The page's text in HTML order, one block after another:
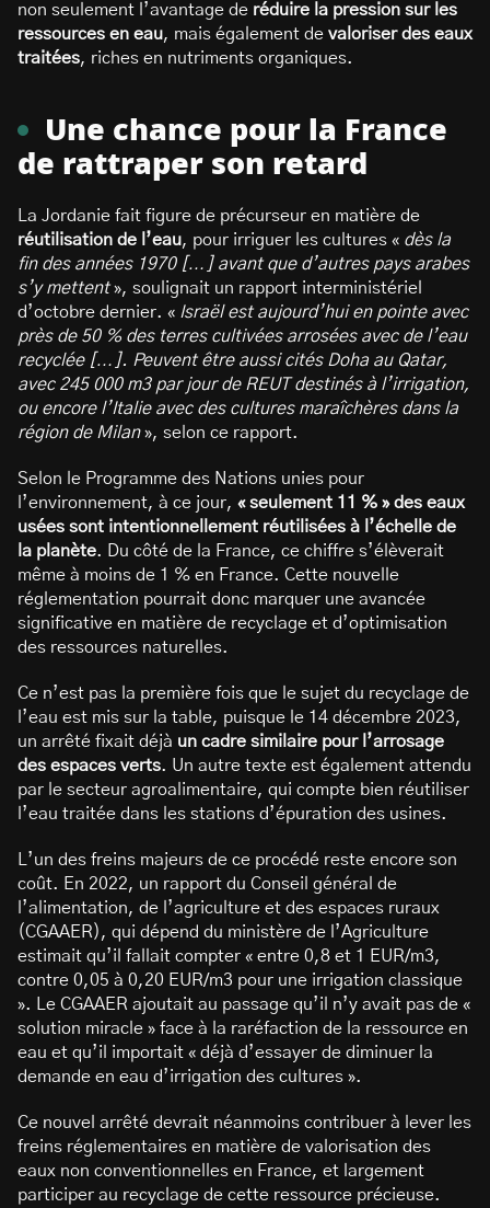
non seulement l’avantage de réduire la pression sur les
ressources en eau, mais également de valoriser des eaux
traitées, riches en nutriments organiques.
Une chance pour la France
de rattraper son retard
La Jordanie fait figure de précurseur en matière de
réutilisation de l’eau, pour irriguer les cultures « dès la
fin des années 1970 […] avant que d’autres pays arabes
s’y mettent», soulignait un rapport interministériel
d’octobre dernier. « Israël est aujourd’hui en pointe avec
près de 50 % des terres cultivées arrosées avec de l’eau
recyclée […]. Peuvent être aussi cités Doha au Qatar,
avec 245 000 m3 par jour de REUT destinés à l’irrigation,
ou encore l’Italie avec des cultures maraîchères dans la
région de Milan», selon ce rapport.
Selon le Programme des Nations unies pour
l’environnement, à ce jour, « seulement 11 % » des eaux
usées sont intentionnellement réutilisées à l’échelle de
la planète. Du côté de la France, ce chiffre s’élèverait
même à moins de 1 % en France. Cette nouvelle
réglementation pourrait donc marquer une avancée
significative en matière de recyclage et d’optimisation
des ressources naturelles.
Ce n’est pas la première fois que le sujet du recyclage de
l’eau est mis sur la table, puisque le 14 décembre 2023,
un arrêté fixait déjà un cadre similaire pour l’arrosage
des espaces verts. Un autre texte est également attendu
par le secteur agroalimentaire, qui compte bien réutiliser
l’eau traitée dans les stations d’épuration des usines.
L’un des freins majeurs de ce procédé reste encore son
coût. En 2022, un rapport du Conseil général de
l’alimentation, de l’agriculture et des espaces ruraux
(CGAAER), qui dépend du ministère de l’Agriculture
estimait qu’il fallait compter « entre 0,8 et 1 EUR/m3,
contre 0,05 à 0,20 EUR/m3 pour une irrigation classique
». Le CGAAER ajoutait au passage qu’il n’y avait pas de «
solution miracle » face à la raréfaction de la ressource en
eau et qu’il importait « déjà d’essayer de diminuer la
demande en eau d’irrigation des cultures ».
Ce nouvel arrêté devrait néanmoins contribuer à lever les
freins réglementaires en matière de valorisation des
eaux non conventionnelles en France, et largement
participer au recyclage de cette ressource précieuse.